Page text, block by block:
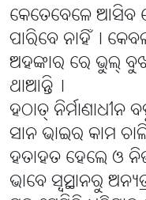
କେତେବେଳେ ଆସିବ
ପାରିବେ ନାହିଁ୤
ଅହଙ୍କାର ରେ ଭୁଲ୍
ଥାଆନ୍ତି୤
ହଠାତ୍ ନିର୍ମାଣାଧୀନ
ସାନ ଭାଇର କାମ
ହତାହତ ହେଲେ ଓ
ଭାବେ ସ୍ବସ୍ଥାନରୁ